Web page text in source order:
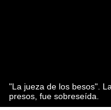
"La jueza de los besos".
presos, fue sobreseída.